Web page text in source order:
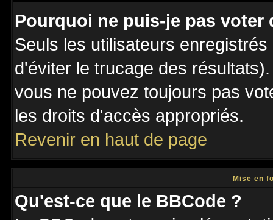
Pourquoi ne puis-je pas voter
Seuls les utilisateurs
d'éviter le trucage des
vous ne pouvez toujours pas
les droits d'accès appropriés.
Revenir en haut de page
Mise en
Qu'est-ce que le BBCode ?